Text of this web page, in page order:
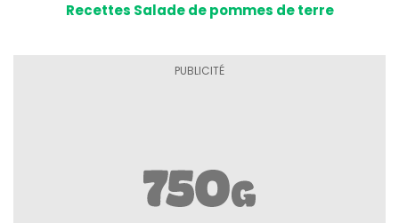
Recettes Salade de pommes de terre